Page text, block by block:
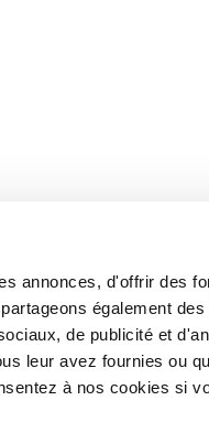
annonces, d'offrir des
également des
de publicité et
leur avez fournies ou
à nos cookies si